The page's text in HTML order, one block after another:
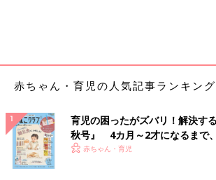
赤ちゃん・育児の人気記事ランキング
育児の困ったがズバリ！解決す
秋号』 4カ月～2才になるまで
いっぱい！
赤ちゃん・育児